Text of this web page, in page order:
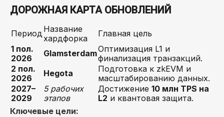
ДОРОЖНАЯ КАРТА ОБНОВЛЕНИЙ
ПериодНазвание
хардфорка
Главная цель
1 пол.
2026
GlamsterdamОптимизация L1 и
финализация транзакций.
2 пол.
2026
Hegota
Подготовка к zkEVM и
масштабированию данных.
2027–
2029
5 рабочих
этапов
Достижение 10 млн TPS на
L2 и квантовая защита.
Ключевые цели: